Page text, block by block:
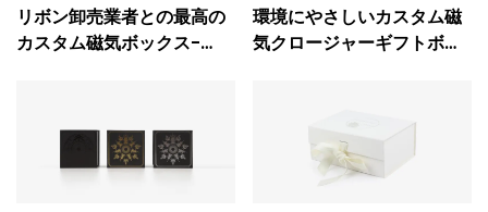
リボン卸売業者との最高の
カスタム磁気ボックス-
環境にやさしいカスタム磁
気クロージャーギフトボッ